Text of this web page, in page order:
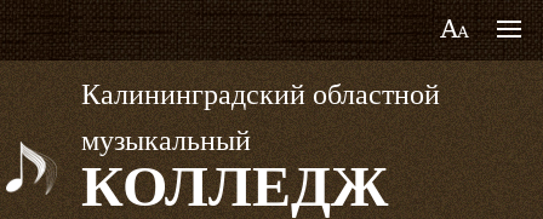
Калининградский областной
музыкальный
КОЛЛЕДЖ